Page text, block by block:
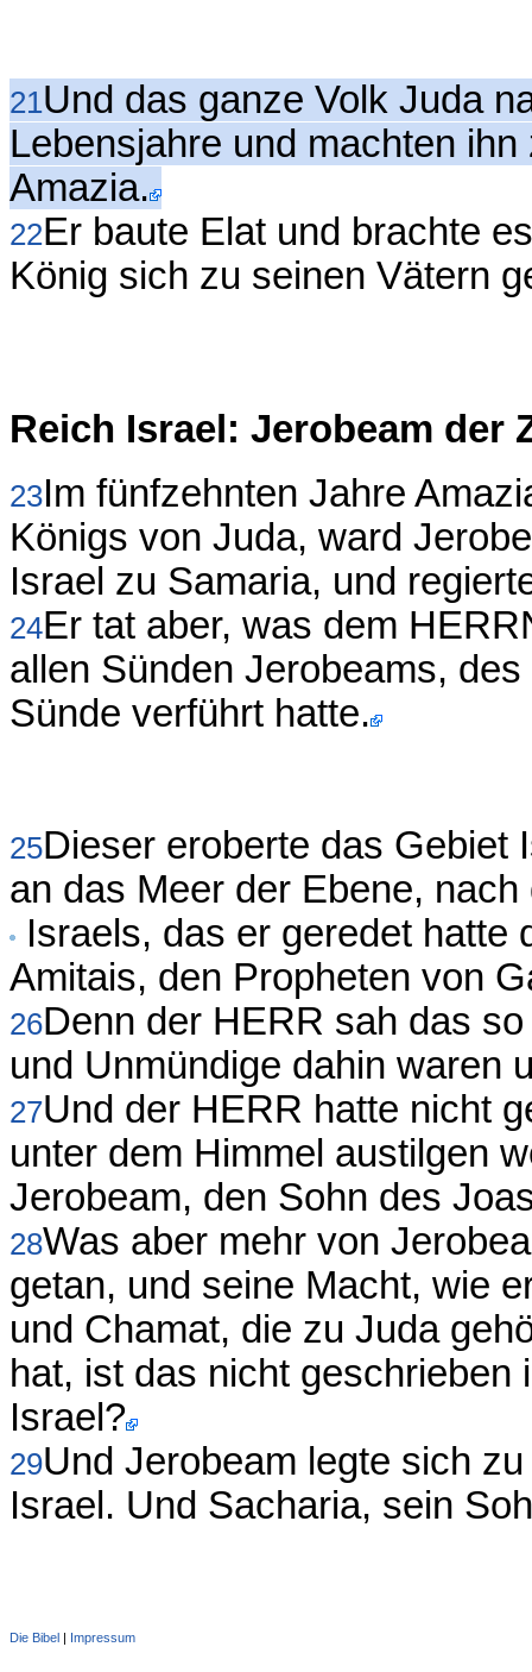
21Und das ganze Volk Juda
Lebensjahre und machten
Amazia.
22Er baute Elat und brachte
König sich zu seinen Vätern
Reich Israel: Jerobeam der
23Im fünfzehnten Jahre
Königs von Juda, ward
Israel zu Samaria, und
24Er tat aber, was dem
allen Sünden Jerobeams,
Sünde verführt hatte.
25Dieser eroberte das Gebiet
an das Meer der Ebene,
Israels, das er geredet hatte
Amitais, den Propheten von
26Denn der HERR sah das
und Unmündige dahin waren
27Und der HERR hatte nicht
unter dem Himmel austilgen
Jerobeam, den Sohn des
28Was aber mehr von
getan, und seine Macht, wie
und Chamat, die zu Juda
hat, ist das nicht
Israel?
29Und Jerobeam legte sich
Israel. Und Sacharia, sein
Die Bibel Impressum